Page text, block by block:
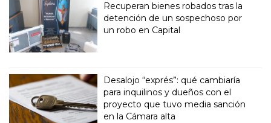
Recuperan bienes robados tras la
detención de un sospechoso por
un robo en Capital
Desalojo “exprés”: qué cambiaría
para inquilinos y dueños con el
proyecto que tuvo media sanción
en la Cámara alta